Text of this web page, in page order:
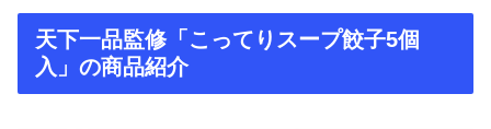
天下一品監修「こってりスープ餃子5個
入」の商品紹介